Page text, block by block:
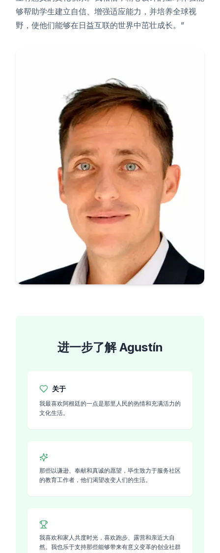
够帮助学生建立自信、增强适应能力，并培养全球视
野，使他们能够在日益互联的世界中茁壮成长。”
进一步了解 Agustín
关于
我最喜欢阿根廷的一点是那里人民的热情和充满活力的
文化生活。
那些以谦逊、奉献和真诚的愿望，毕生致力于服务社区
的教育工作者，他们渴望改变人们的生活。
我喜欢和家人共度时光，喜欢跑步、露营和亲近大自
然。我也乐于支持那些能够带来有意义变革的创业社群